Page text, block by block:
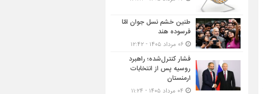
طنین خشم نسل جوان امّا
فرسوده هند
فشار کنترل‌شده؛ راهبرد
روسیه پس از انتخابات
ارمنستان